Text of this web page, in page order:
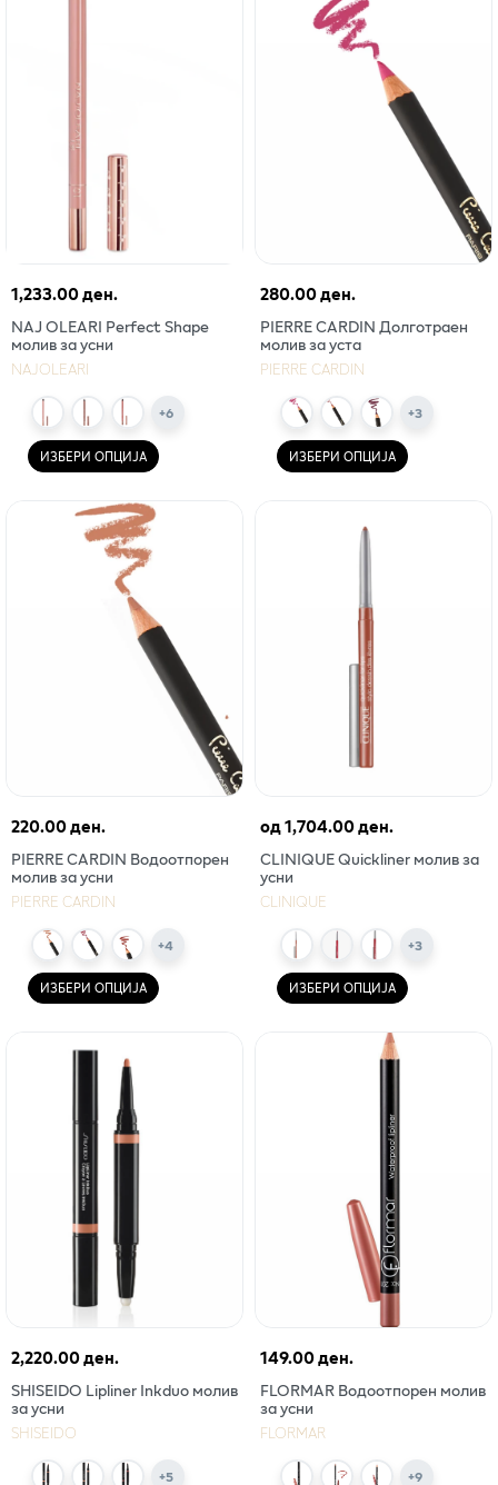
1,233.00 ден.
NAJ OLEARI Perfect Shape
молив за усни
NAJOLEARI
+6
ИЗБЕРИ ОПЦИЈА
280.00 ден.
PIERRE CARDIN Долготраен
молив за уста
PIERRE CARDIN
+3
ИЗБЕРИ ОПЦИЈА
220.00 ден.
PIERRE CARDIN Водоотпорен
молив за усни
PIERRE CARDIN
+4
ИЗБЕРИ ОПЦИЈА
од1,704.00 ден.
CLINIQUE Quickliner молив за
усни
CLINIQUE
+3
ИЗБЕРИ ОПЦИЈА
2,220.00 ден.
SHISEIDO Lipliner Inkduo молив
за усни
SHISEIDO
+5
149.00 ден.
FLORMAR Водоотпорен молив
за усни
FLORMAR
+9